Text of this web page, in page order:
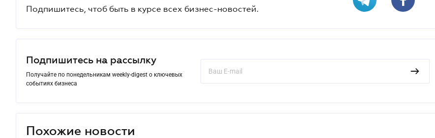
Подпишитесь, чтоб быть в курсе всех бизнес-новостей.
Подпишитесь на рассылку
Получайте по понедельникам weekly-digest о ключевых
событиях бизнеса
Похожие новости